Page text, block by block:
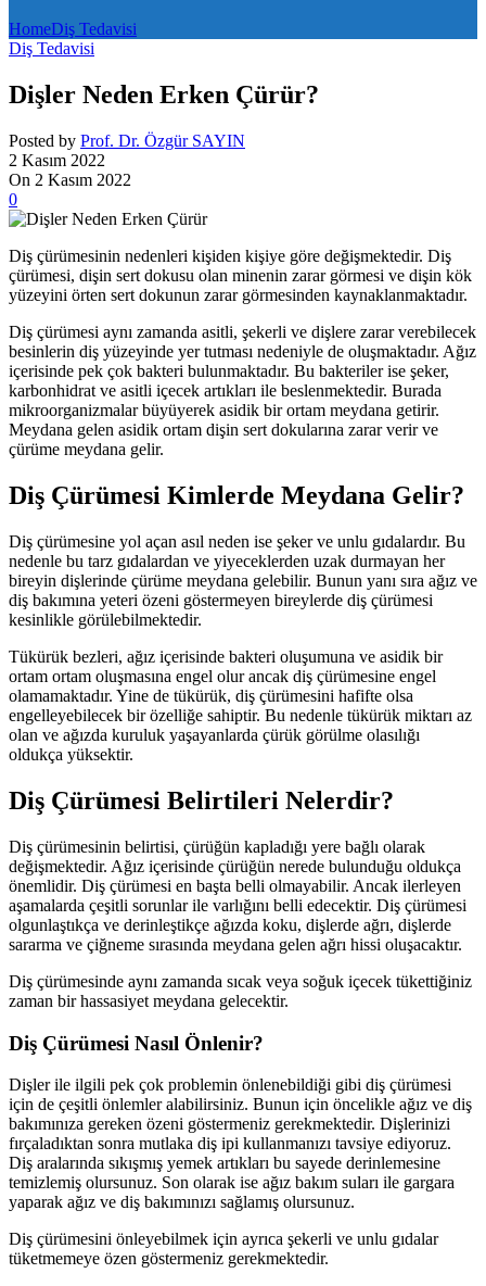
HomeDiş Tedavisi
Diş Tedavisi
Dişler Neden Erken Çürür?
Posted by Prof. Dr. Özgür SAYIN
2 Kasım 2022
On 2 Kasım 2022
0
Diş çürümesinin nedenleri kişiden kişiye göre değişmektedir. Diş
çürümesi, dişin sert dokusu olan minenin zarar görmesi ve dişin kök
yüzeyini örten sert dokunun zarar görmesinden kaynaklanmaktadır.
Diş çürümesi aynı zamanda asitli, şekerli ve dişlere zarar verebilecek
besinlerin diş yüzeyinde yer tutması nedeniyle de oluşmaktadır. Ağız
içerisinde pek çok bakteri bulunmaktadır. Bu bakteriler ise şeker,
karbonhidrat ve asitli içecek artıkları ile beslenmektedir. Burada
mikroorganizmalar büyüyerek asidik bir ortam meydana getirir.
Meydana gelen asidik ortam dişin sert dokularına zarar verir ve
çürüme meydana gelir.
Diş Çürümesi Kimlerde Meydana Gelir?
Diş çürümesine yol açan asıl neden ise şeker ve unlu gıdalardır. Bu
nedenle bu tarz gıdalardan ve yiyeceklerden uzak durmayan her
bireyin dişlerinde çürüme meydana gelebilir. Bunun yanı sıra ağız ve
diş bakımına yeteri özeni göstermeyen bireylerde diş çürümesi
kesinlikle görülebilmektedir.
Tükürük bezleri, ağız içerisinde bakteri oluşumuna ve asidik bir
ortam ortam oluşmasına engel olur ancak diş çürümesine engel
olamamaktadır. Yine de tükürük, diş çürümesini hafifte olsa
engelleyebilecek bir özelliğe sahiptir. Bu nedenle tükürük miktarı az
olan ve ağızda kuruluk yaşayanlarda çürük görülme olasılığı
oldukça yüksektir.
Diş Çürümesi Belirtileri Nelerdir?
Diş çürümesinin belirtisi, çürüğün kapladığı yere bağlı olarak
değişmektedir. Ağız içerisinde çürüğün nerede bulunduğu oldukça
önemlidir. Diş çürümesi en başta belli olmayabilir. Ancak ilerleyen
aşamalarda çeşitli sorunlar ile varlığını belli edecektir. Diş çürümesi
olgunlaştıkça ve derinleştikçe ağızda koku, dişlerde ağrı, dişlerde
sararma ve çiğneme sırasında meydana gelen ağrı hissi oluşacaktır.
Diş çürümesinde aynı zamanda sıcak veya soğuk içecek tükettiğiniz
zaman bir hassasiyet meydana gelecektir.
Diş Çürümesi Nasıl Önlenir?
Dişler ile ilgili pek çok problemin önlenebildiği gibi diş çürümesi
için de çeşitli önlemler alabilirsiniz. Bunun için öncelikle ağız ve diş
bakımınıza gereken özeni göstermeniz gerekmektedir. Dişlerinizi
fırçaladıktan sonra mutlaka diş ipi kullanmanızı tavsiye ediyoruz.
Diş aralarında sıkışmış yemek artıkları bu sayede derinlemesine
temizlemiş olursunuz. Son olarak ise ağız bakım suları ile gargara
yaparak ağız ve diş bakımınızı sağlamış olursunuz.
Diş çürümesini önleyebilmek için ayrıca şekerli ve unlu gıdalar
tüketmemeye özen göstermeniz gerekmektedir.